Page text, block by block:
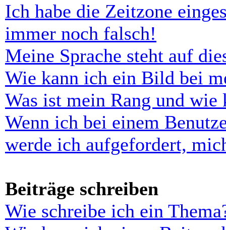
Ich habe die Zeitzone
immer noch falsch!
Meine Sprache steht auf
Wie kann ich ein Bild bei
Was ist mein Rang und wie
Wenn ich bei einem
werde ich aufgefordert,
Beiträge schreiben
Wie schreibe ich ein